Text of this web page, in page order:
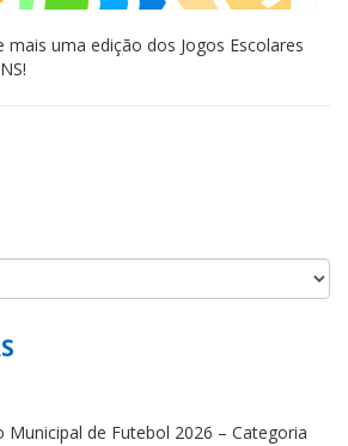
uma edição dos Jogos Escolares
Municipal de Futebol 2026 – Categoria